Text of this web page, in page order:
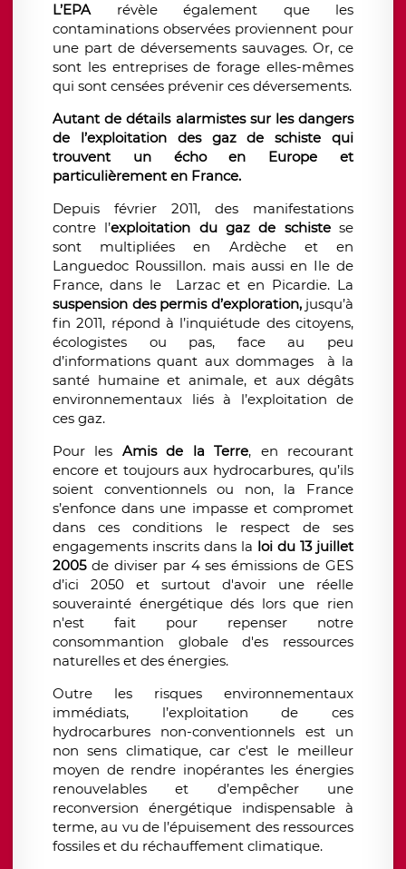
L’EPArévèle également que les
contaminations observées proviennent pour
une part de déversements sauvages. Or, ce
sont les entreprises de forage elles-mêmes
qui sont censées prévenir ces déversements.
Autant de détails alarmistes sur les dangers
de l’exploitation des gaz de schiste qui
trouvent un écho en Europe et
particulièrement en France.
Depuis février 2011, des manifestations
contre l’exploitation du gaz de schistese
sont multipliées en Ardèche et en
Languedoc Roussillon. mais aussi en Ile de
France, dans le Larzac et en Picardie. La
suspension des permis d’exploration,jusqu’à
fin 2011, répond à l’inquiétude des citoyens,
écologistes ou pas, face au peu
d’informations quant aux dommages à la
santé humaine et animale, et aux dégâts
environnementaux liés à l’exploitation de
ces gaz.
Pour les Amis de la Terre, en recourant
encore et toujours aux hydrocarbures, qu’ils
soient conventionnels ou non, la France
s’enfonce dans une impasse et compromet
dans ces conditions le respect de ses
engagements inscrits dans la loi du 13 juillet
2005 de diviser par 4 ses émissions de GES
d’ici 2050 et surtout d'avoir une réelle
souverainté énergétique dés lors que rien
n'est fait pour repenser notre
consommantion globale d'es ressources
naturelles et des énergies.
Outre les risques environnementaux
immédiats, l’exploitation de ces
hydrocarbures non-conventionnels est un
non sens climatique, car c'est le meilleur
moyen de rendre inopérantes les énergies
renouvelables et d’empêcher une
reconversion énergétique indispensable à
terme, au vu de l’épuisement des ressources
fossiles et du réchauffement climatique.